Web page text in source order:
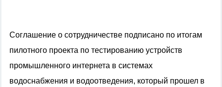
Соглашение о сотрудничестве подписано по итогам
пилотного проекта по тестированию устройств
промышленного интернета в системах
водоснабжения и водоотведения, который прошел в